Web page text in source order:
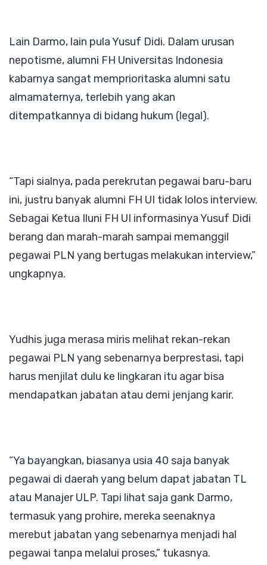
Lain Darmo, lain pula Yusuf Didi. Dalam urusan
nepotisme, alumni FH Universitas Indonesia
kabarnya sangat memprioritaska alumni satu
almamaternya, terlebih yang akan
ditempatkannya di bidang hukum (legal).
“Tapi sialnya, pada perekrutan pegawai baru-baru
ini, justru banyak alumni FH UI tidak lolos interview.
Sebagai Ketua Iluni FH UI informasinya Yusuf Didi
berang dan marah-marah sampai memanggil
pegawai PLN yang bertugas melakukan interview,”
ungkapnya.
Yudhis juga merasa miris melihat rekan-rekan
pegawai PLN yang sebenarnya berprestasi, tapi
harus menjilat dulu ke lingkaran itu agar bisa
mendapatkan jabatan atau demi jenjang karir.
“Ya bayangkan, biasanya usia 40 saja banyak
pegawai di daerah yang belum dapat jabatan TL
atau Manajer ULP. Tapi lihat saja gank Darmo,
termasuk yang prohire, mereka seenaknya
merebut jabatan yang sebenarnya menjadi hal
pegawai tanpa melalui proses,” tukasnya.